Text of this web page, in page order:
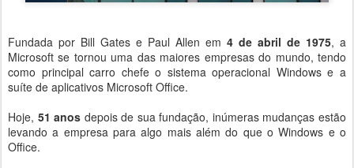
Fundada por Bill Gates e Paul Allen em 4 de abril de 1975, a
Microsoft se tornou uma das maiores empresas do mundo, tendo
como principal carro chefe o sistema operacional Windows e a
suíte de aplicativos Microsoft Office.
Hoje, 51 anos depois de sua fundação, inúmeras mudanças estão
levando a empresa para algo mais além do que o Windows e o
Office.